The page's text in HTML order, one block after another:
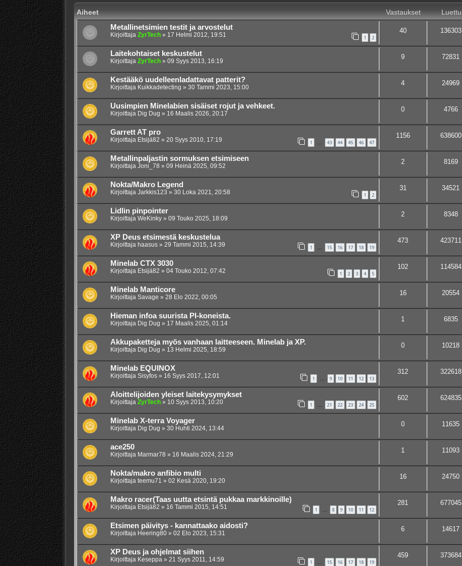
Aiheet Vastaukset Luettu
Metallinetsimien testit ja arvostelut
Kirjoittaja ZyrTech» 17 Helmi 2012, 19:51 1 2
40 136303
Laitekohtaiset keskustelut
Kirjoittaja ZyrTech» 09 Syys 2013, 16:19
9 72831
Kestääkö uudelleenladattavat patterit?
Kirjoittaja Kuikkadetecting » 30 Tammi 2023, 15:00
4 24969
Uusimpien Minelabien sisäiset rojut ja vehkeet.
Kirjoittaja Dig Dug » 16 Maalis 2026, 20:17
0 4766
Garrett AT pro
Kirjoittaja Etsijä82 » 20 Syys 2010, 17:19 1 … 43 44 45 46 47
1156 638600
Metallinpaljastin sormuksen etsimiseen
Kirjoittaja Joni_78 » 09 Heinä 2025, 09:52
2 8169
Nokta/Makro Legend
Kirjoittaja Jarkkis123 » 30 Loka 2021, 20:58 1 2
31 34521
Lidlin pinpointer
Kirjoittaja WeKinky» 09 Touko 2025, 18:09
2 8348
XP Deus etsimestä keskustelua
Kirjoittaja haasus» 29 Tammi 2015, 14:39 1 … 15 16 17 18 19
473 423711
Minelab CTX 3030
Kirjoittaja Etsijä82 » 04 Touko 2012, 07:42 1 2 3 4 5
102 114584
Minelab Manticore
Kirjoittaja Savage » 28 Elo 2022, 00:05
16 20554
Hieman infoa suurista PI-koneista.
Kirjoittaja Dig Dug » 17 Maalis 2025, 01:14
1 6835
Akkupaketteja myös vanhaan laitteeseen. Minelab ja XP.
Kirjoittaja Dig Dug » 13 Helmi 2025, 18:59
0 10218
Minelab EQUINOX
Kirjoittaja Sisyfos» 16 Syys 2017, 12:01 1 … 9 10 11 12 13
312 322618
Aloittelijoiden yleiset laitekysymykset
Kirjoittaja ZyrTech» 10 Syys 2013, 10:20 1 … 21 22 23 24 25
602 624835
Minelab X-terra Voyager
Kirjoittaja Dig Dug » 30 Huhti 2024, 13:44
0 11635
ace250
Kirjoittaja Marmar78 » 16 Maalis 2024, 21:29
1 11093
Nokta/makro anfibio multi
Kirjoittaja teemu71 » 02 Kesä 2020, 19:20
16 24750
Makro racer(Taas uutta etsintä pukkaa markkinoille)
Kirjoittaja Etsijä82 » 16 Tammi 2015, 14:51 1 … 8 9 10 11 12
281 677045
Etsimen päivitys - kannattaako aidosti?
Kirjoittaja Heering80» 02 Elo 2023, 15:31
6 14617
XP Deus ja ohjelmat siihen
Kirjoittaja Keseppa» 21 Syys 2011, 14:59 1 … 15 16 17 18 19
459 373684